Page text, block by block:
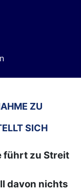
ZU
SICH
führt zu Streit
davon nichts